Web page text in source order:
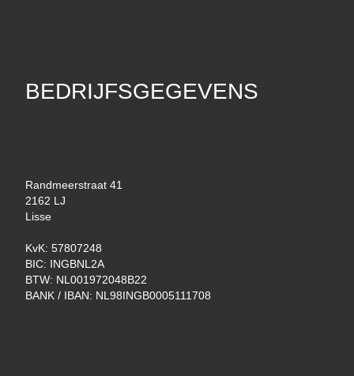
BEDRIJFSGEGEVENS
Randmeerstraat 41
2162 LJ
Lisse
KvK: 57807248
BIC: INGBNL2A
BTW: NL001972048B22
BANK / IBAN: NL98INGB0005111708